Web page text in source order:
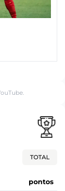
TOTAL
pontos